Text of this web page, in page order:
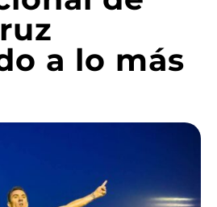
a lo más